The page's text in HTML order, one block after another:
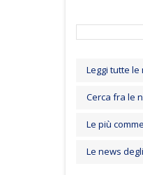
Leggi tutte le
Cerca fra le
Le più
Le news